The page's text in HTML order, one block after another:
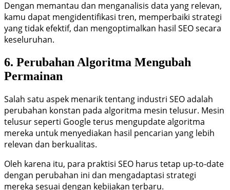
Dengan memantau dan menganalisis data yang relevan,
kamu dapat mengidentifikasi tren, memperbaiki strategi
yang tidak efektif, dan mengoptimalkan hasil SEO secara
keseluruhan.
6. Perubahan Algoritma Mengubah
Permainan
Salah satu aspek menarik tentang industri SEO adalah
perubahan konstan pada algoritma mesin telusur. Mesin
telusur seperti Google terus mengupdate algoritma
mereka untuk menyediakan hasil pencarian yang lebih
relevan dan berkualitas.
Oleh karena itu, para praktisi SEO harus tetap up-to-date
dengan perubahan ini dan mengadaptasi strategi
mereka sesuai dengan kebijakan terbaru.